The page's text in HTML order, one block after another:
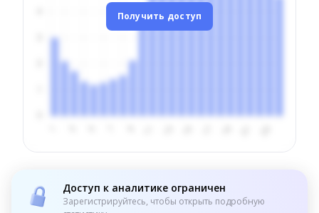
Получить доступ
Доступ к аналитике ограничен
Зарегистрируйтесь, чтобы открыть подробную